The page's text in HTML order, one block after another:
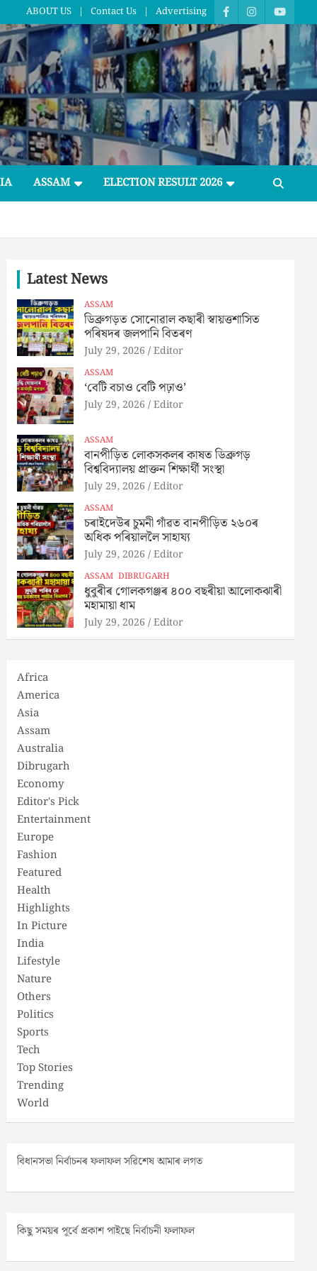
ABOUT US Contact Us Advertising
ASSAM ELECTION RESULT 2026
Latest News
ASSAM
ডিব্ৰুগড়ত সোনোৱাল কছাৰী স্বায়ত্তশাসিত
পৰিষদৰ জলপানি বিতৰণ
July 29, 2026 Editor
ASSAM
‘বেটি বচাও বেটি পঢ়াও’
July 29, 2026 Editor
ASSAM
বানপীড়িত লোকসকলৰ কাষত ডিব্ৰুগড়
বিশ্ববিদ্যালয় প্ৰাক্তন শিক্ষাৰ্থী সংস্থা
July 29, 2026 Editor
ASSAM
চৰাইদেউৰ চুমনী গাঁৱত বানপীড়িত ২৬০ৰ
অধিক পৰিয়াললৈ সাহায্য
July 29, 2026 Editor
ASSAM DIBRUGARH
ধুবুৰীৰ গোলকগঞ্জৰ ৪০০ বছৰীয়া আলোকঝাৰী
মহামায়া ধাম
July 29, 2026 Editor
Africa
America
Asia
Assam
Australia
Dibrugarh
Economy
Editor's Pick
Entertainment
Europe
Fashion
Featured
Health
Highlights
In Picture
India
Lifestyle
Nature
Others
Politics
Sports
Tech
Top Stories
Trending
World
বিধানসভা নিৰ্বাচনৰ ফলাফল সৱিশেষ আমাৰ লগত
কিছু সময়ৰ পূৰ্বে প্ৰকাশ পাইছে নিৰ্বাচনী ফলাফল